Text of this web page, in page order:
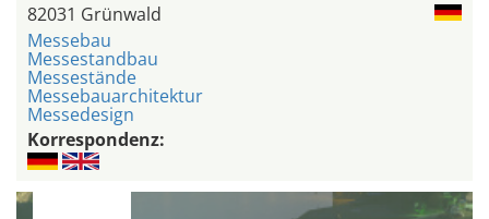
82031 Grünwald
Messebau
Messestandbau
Messestände
Messebauarchitektur
Messedesign
Korrespondenz: